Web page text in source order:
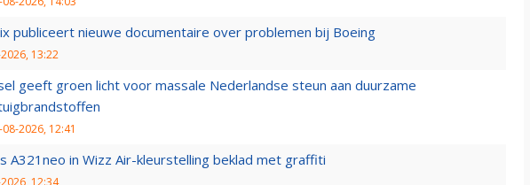
publiceert nieuwe documentaire over problemen bij Boeing
13:22
geeft groen licht voor massale Nederlandse steun aan duurzame
08-2026, 12:41
A321neo in Wizz Air-kleurstelling beklad met graffiti
12:34